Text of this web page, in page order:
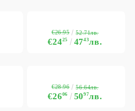
€2425 4743лв.
€26.95 52.71лв.
€2606 5097лв.
€28.96 56.64лв.